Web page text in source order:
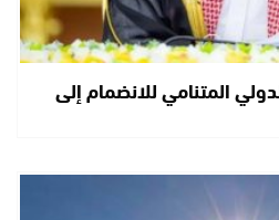
المتنامي للانضمام إلى